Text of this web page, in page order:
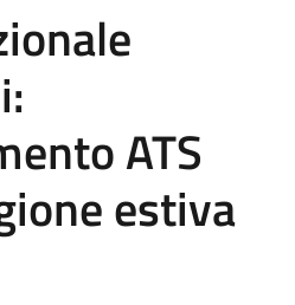
ATS
estiva